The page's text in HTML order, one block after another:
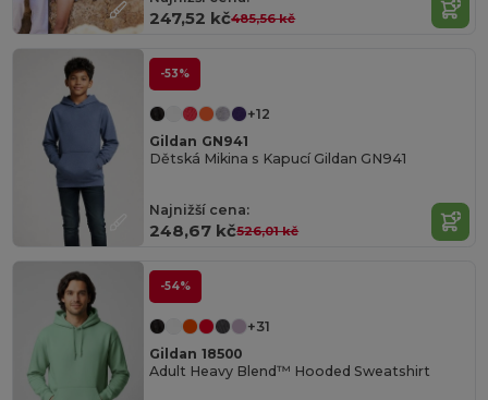
247,52 kč485,56 kč
-53%
+12
Gildan GN941
Dětská Mikina s Kapucí Gildan GN941
Najnižší cena:
248,67 kč526,01 kč
-54%
+31
Gildan 18500
Adult Heavy Blend™ Hooded Sweatshirt